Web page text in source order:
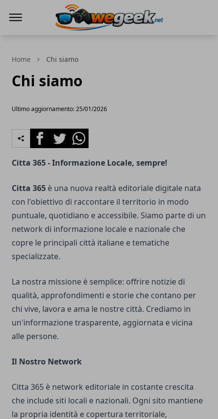
Home Chi siamo
Chi siamo
Ultimo aggiornamento: 25/01/2026
FacebookTwitterWhatsapp
Citta 365 - Informazione Locale, sempre!
Citta 365 è una nuova realtà editoriale digitale nata
con l'obiettivo di raccontare il territorio in modo
puntuale, quotidiano e accessibile. Siamo parte di un
network di informazione locale e nazionale che
copre le principali città italiane e tematiche
specializzate.
La nostra missione è semplice: offrire notizie di
qualità, approfondimenti e storie che contano per
chi vive, lavora e ama le nostre città. Crediamo in
un'informazione trasparente, aggiornata e vicina
alle persone.
Il Nostro Network
Citta 365 è network editoriale in costante crescita
che include siti locali e nazionali. Ogni sito mantiene
la propria identità e copertura territoriale,